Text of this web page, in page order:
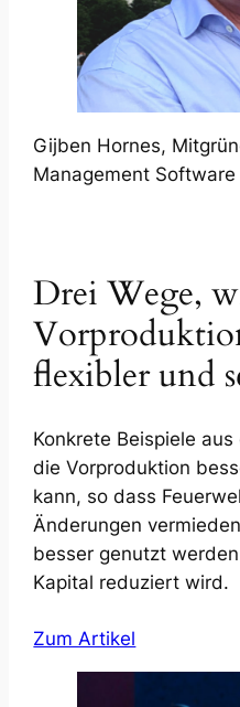
Gijben Hornes,
Management Software
Drei Wege,
flexibler und
Konkrete Beispiele
die Vorproduktion
kann, so dass
Änderungen
besser genutzt
Kapital reduziert wird.
Zum Artikel